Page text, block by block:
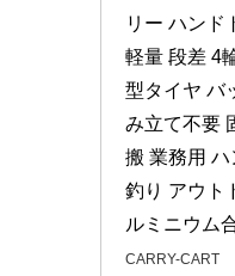
リー ハンド
軽量 段差 4
型タイヤ バ
み立て不要
搬 業務用
釣り アウト
ルミニウム
CARRY-CART